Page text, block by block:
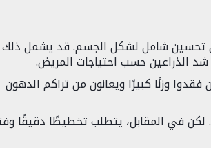
تحسين شامل لشكل الجسم. قد يشمل ذلك
الذراعين حسب احتياجات المريض.
وزنًا كبيرًا ويعانون من تراكم الدهون
في المقابل، يتطلب تخطيطًا دقيقًا